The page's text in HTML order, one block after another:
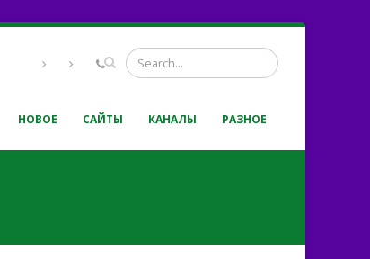
НОВОЕ САЙТЫ КАНАЛЫ РАЗНОЕ